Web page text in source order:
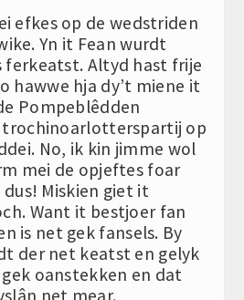
efkes op de wedstriden
Yn it Fean wurdt
ferkeatst. Altyd hast frije
hawwe hja dy’t miene it
Pompeblêdden
trochinoarlotterspartij op
No, ik kin jimme wol
mei de opjeftes foar
Miskien giet it
Want it bestjoer fan
is net gek fansels. By
der net keatst en gelyk
gek oanstekken en dat
net mear.